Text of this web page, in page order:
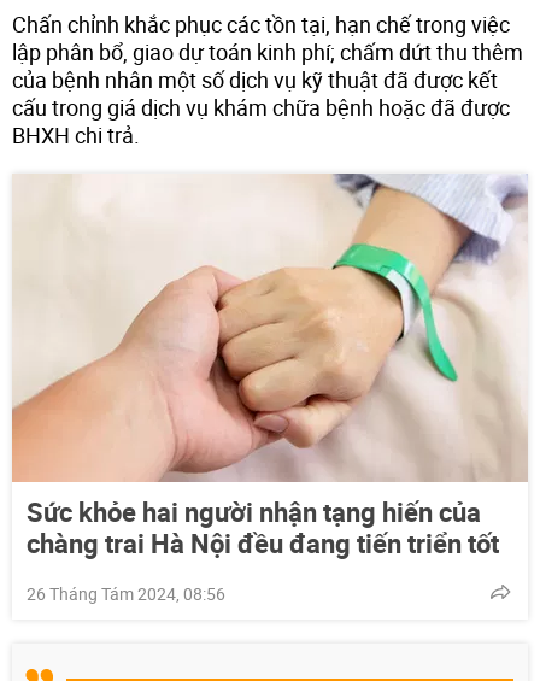
Chấn chỉnh khắc phục các tồn tại, hạn chế trong việc
lập phân bổ, giao dự toán kinh phí; chấm dứt thu thêm
của bệnh nhân một số dịch vụ kỹ thuật đã được kết
cấu trong giá dịch vụ khám chữa bệnh hoặc đã được
BHXH chi trả.
Sức khỏe hai người nhận tạng hiến của
chàng trai Hà Nội đều đang tiến triển tốt
26 Tháng Tám 2024, 08:56